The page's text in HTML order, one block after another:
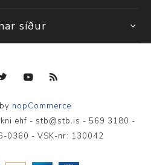
síður
nopCommerce
ehf - stb@stb.is - 569 3180 -
0360 - VSK-nr: 130042